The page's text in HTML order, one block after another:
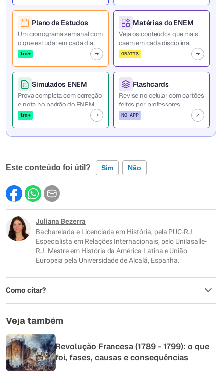
Plano de Estudos
Um cronograma semanal com
o que estudar em cada dia.
tm+
Matérias do ENEM
Veja os conteúdos que mais
caem em cada disciplina.
GRÁTIS
Simulados ENEM
Prova completa com correção
e nota no padrão do ENEM.
tm+
Flashcards
Revise no celular com cartões
feitos por professores.
NO APP
Este conteúdo foi útil? Sim Não
Este conteúdo contém informação incorreta
Este conteúdo não tem a informação que procuro
Outro
Juliana Bezerra
Bacharelada e Licenciada em História, pela PUC-RJ.
Especialista em Relações Internacionais, pelo Unilasalle-
RJ. Mestre em História da América Latina e União
Europeia pela Universidade de Alcalá, Espanha.
Como citar?
Veja também
Revolução Francesa (1789 - 1799): o que
foi, fases, causas e consequências